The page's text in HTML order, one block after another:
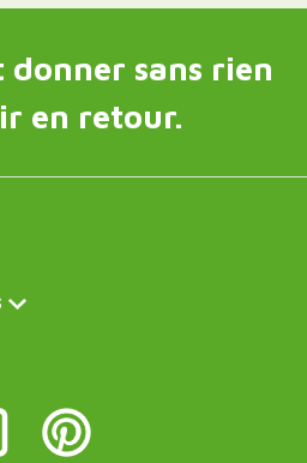
donner sans rien
en retour.